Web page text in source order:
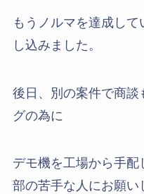
もうノルマを達成し
し込みました。
後日、別の案件で商
グの為に
デモ機を工場から手
部の苦手な人にお願い